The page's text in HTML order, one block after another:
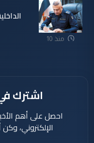
منذ 10
اشترك
احصل على أهم
الإلكتروني،